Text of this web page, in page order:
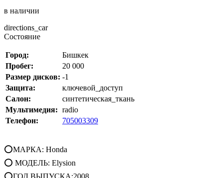
в наличии
directions_car
Состояние
Город:
Бишкек
Пробег:
20 000
Размер дисков: -1
Защита:
ключевой_доступ
Салон:
синтетическая_ткань
Мультимедия: radio
Телефон:
705003309
⭕МАРКА: Honda
⭕ МОДЕЛЬ: Elysion